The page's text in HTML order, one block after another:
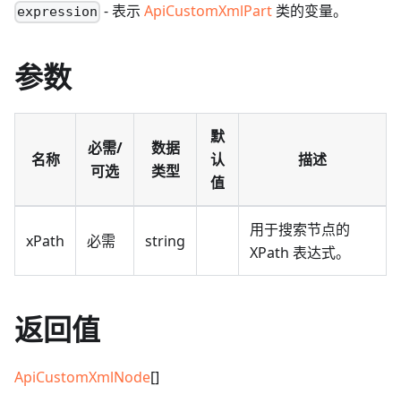
expression - 表示ApiCustomXmlPart 类的变量。
参数
名称
必需/
可选
数据
类型
默
认
值
描述
xPath 必需 string
用于搜索节点的
XPath 表达式。
返回值
ApiCustomXmlNode[]